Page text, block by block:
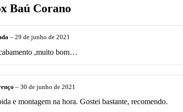
Baú Corano
– 29 de junho de 2021
,muito bom…
– 30 de junho de 2021
e montagem na hora. Gostei bastante, recomendo.